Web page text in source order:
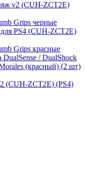
v2 (CUH-ZCT2E)
Grips черные
PS4 (CUH-ZCT2E)
Grips красные
/ DualShock
(красный) (2 шт)
(CUH-ZCT2E) (PS4)